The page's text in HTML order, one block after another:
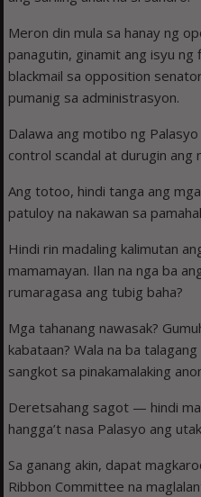
Meron din mula sa hanay ng
panagutin, ginamit ang isyu
blackmail sa opposition
pumanig sa administrasyon.
Dalawa ang motibo ng
control scandal at durugin ang
Ang totoo, hindi tanga ang
patuloy na nakawan sa
Hindi rin madaling kalimutan
mamamayan. Ilan na nga ba
rumaragasa ang tubig baha?
Mga tahanang nawasak?
kabataan? Wala na ba
sangkot sa pinakamalaking
Deretsahang sagot — hindi
hangga’t nasa Palasyo ang
Sa ganang akin, dapat
Ribbon Committee na